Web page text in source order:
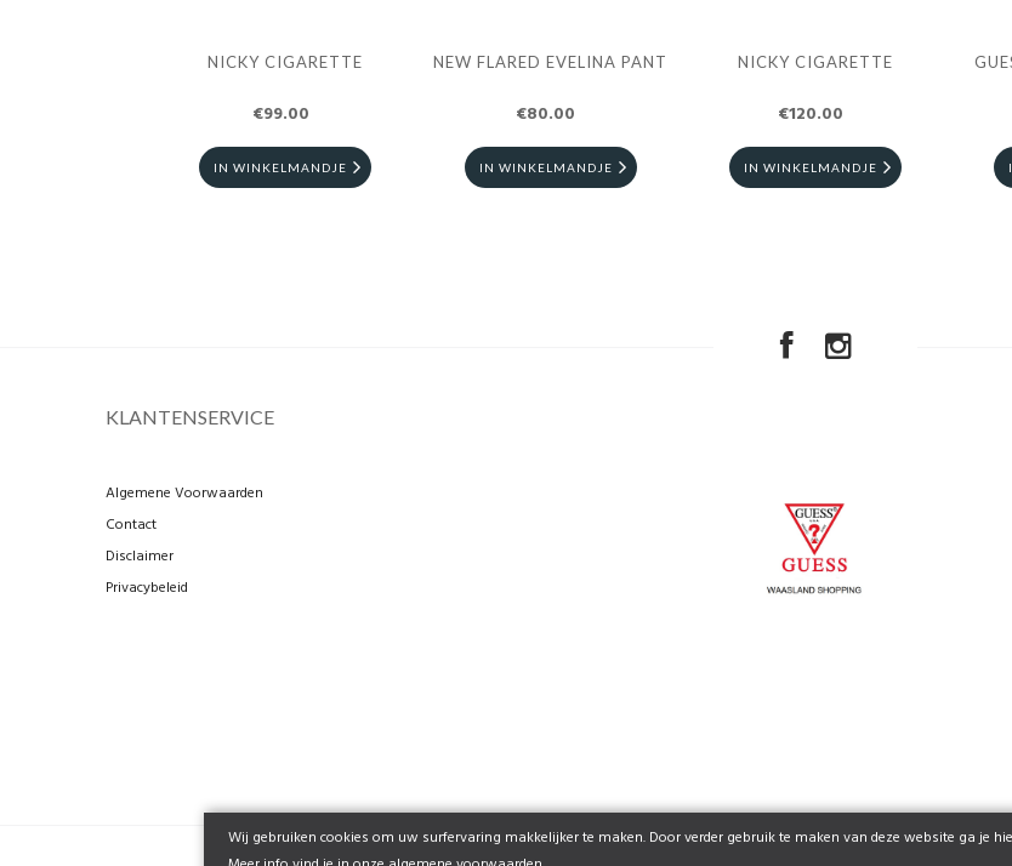
NICKY CIGARETTE
€99.00
IN WINKELMANDJE
NEW FLARED EVELINA PANT
€80.00
IN WINKELMANDJE
NICKY CIGARETTE
€120.00
IN WINKELMANDJE
KLANTENSERVICE
Algemene Voorwaarden
Contact
Disclaimer
Privacybeleid
Wij gebruiken cookies om uw surfervaring makkelijker te maken. Door verder gebruik te maken van deze website ga je